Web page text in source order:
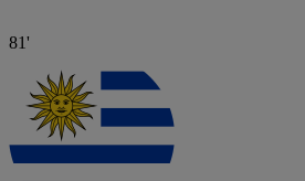
81'